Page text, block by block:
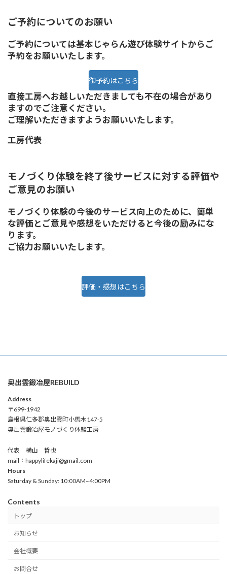
ご予約についてのお願い
ご予約については基本じゃらん遊び体験サイトからご
予約をお願いいたします。
御予約はこちら
直接工房へお越しいただきましても不在の場合があり
ますのでご注意ください。
ご理解いただきますようお願いいたします。
工房代表
モノづくり体験を終了後サービスに対する評価や
ご意見のお願い
モノづくり体験の今後のサービス向上のために、簡単
な評価とご意見や感想をいただけると今後の励みにな
ります。
ご協力お願いいたします。
評価・感想はこちら
奥出雲鍛冶屋REBUILD
Address
〒699-1942
島根県仁多郡奥出雲町小馬木147-5
奥出雲鍛冶屋モノづくり体験工房
代表 横山 哲也
mail：happylifekaji@gmail.com
Hours
Saturday & Sunday: 10:00AM–4:00PM
Contents
トップ
お知らせ
会社概要
お問合せ